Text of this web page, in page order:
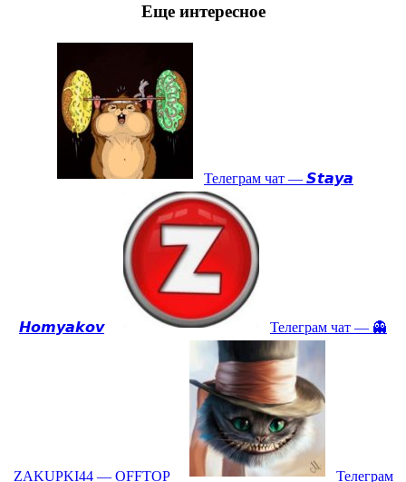
Еще интересное
Телеграм чат — 𝙎𝙩𝙖𝙮𝙖
𝙃𝙤𝙢𝙮𝙖𝙠𝙤𝙫 Телеграм чат — 👻
ZAKUPKI44 — OFFTOP Телеграм